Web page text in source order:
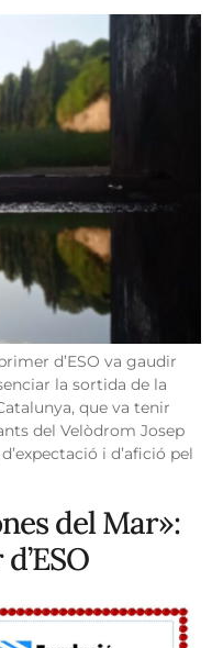
d’ESO va gaudir
la sortida de la
que va tenir
del Velòdrom Josep
i d’afició pel
del Mar»: